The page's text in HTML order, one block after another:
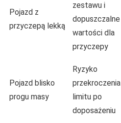
Pojazd z
przyczepą lekką
zestawu i
dopuszczalne
wartości dla
przyczepy
Pojazd blisko
progu masy
Ryzyko
przekroczenia
limitu po
doposażeniu